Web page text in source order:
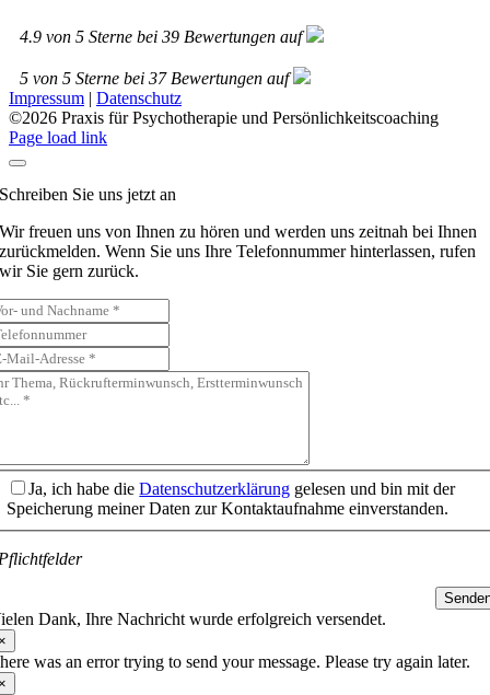
4.9 von 5 Sterne bei 39 Bewertungen auf
5 von 5 Sterne bei 37Bewertungen auf
Impressum | Datenschutz
©2026 Praxis für Psychotherapie und Persönlichkeitscoaching
Page load link
Schreiben Sie uns jetzt an
Wir freuen uns von Ihnen zu hören und werden uns zeitnah bei Ihnen
zurückmelden. Wenn Sie uns Ihre Telefonnummer hinterlassen, rufen
wir Sie gern zurück.
Ja, ich habe dieDatenschutzerklärung gelesen und bin mit der
Speicherung meiner Daten zur Kontaktaufnahme einverstanden.
Dank, Ihre Nachricht wurde erfolgreich versendet.
was an error trying to send your message. Please try again later.